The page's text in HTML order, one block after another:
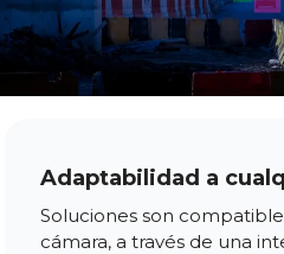
Adaptabilidad a
Soluciones son
cámara, a través de una